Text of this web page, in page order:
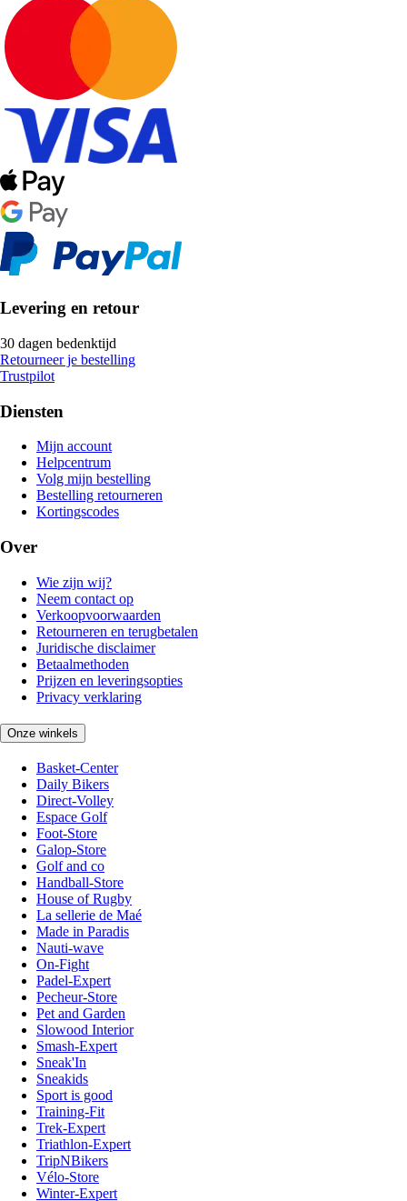
Levering en retour
30 dagen bedenktijd
Retourneer je bestelling
Trustpilot
Diensten
Mijn account
Helpcentrum
Volg mijn bestelling
Bestelling retourneren
Kortingscodes
Over
Wie zijn wij?
Neem contact op
Verkoopvoorwaarden
Retourneren en terugbetalen
Juridische disclaimer
Betaalmethoden
Prijzen en leveringsopties
Privacy verklaring
Onze winkels
Basket-Center
Daily Bikers
Direct-Volley
Espace Golf
Foot-Store
Galop-Store
Golf and co
Handball-Store
House of Rugby
La sellerie de Maé
Made in Paradis
Nauti-wave
On-Fight
Padel-Expert
Pecheur-Store
Pet and Garden
Slowood Interior
Smash-Expert
Sneak'In
Sneakids
Sport is good
Training-Fit
Trek-Expert
Triathlon-Expert
TripNBikers
Vélo-Store
Winter-Expert